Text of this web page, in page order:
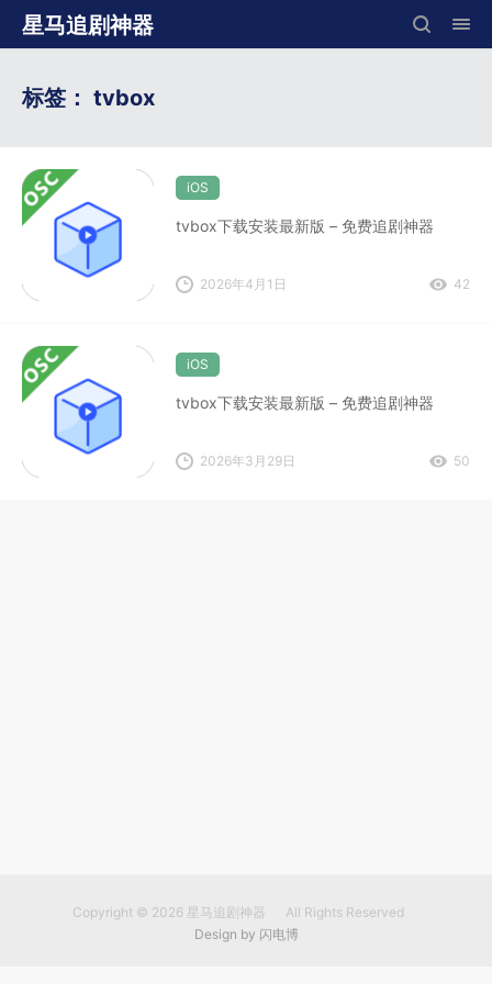
星马追剧神器
标签： tvbox
iOS
tvbox下载安装最新版 – 免费追剧神器
2026年4月1日 42
iOS
tvbox下载安装最新版 – 免费追剧神器
2026年3月29日 50
Copyright © 2026 星马追剧神器
All Rights Reserved
Design by 闪电博